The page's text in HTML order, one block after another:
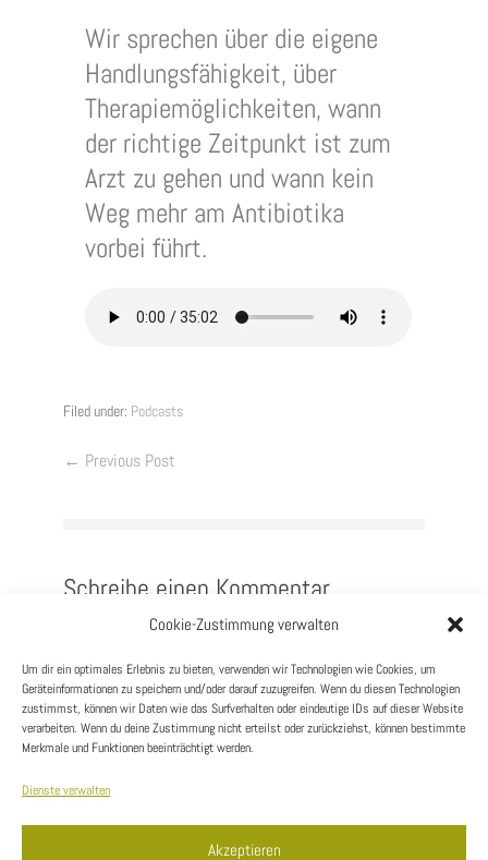
Cookie-Zustimmung verwalten
Um dir ein optimales Erlebnis zu bieten, verwenden wir Technologien wie Cookies, um
Geräteinformationen zu speichern und/oder darauf zuzugreifen. Wenn du diesen Technologien
zustimmst, können wir Daten wie das Surfverhalten oder eindeutige IDs auf dieser Website
verarbeiten. Wenn du deine Zustimmung nicht erteilst oder zurückziehst, können bestimmte
Merkmale und Funktionen beeinträchtigt werden.
Dienste verwalten
Akzeptieren
Wir sprechen über die eigene
Handlungsfähigkeit, über
Therapiemöglichkeiten, wann
der richtige Zeitpunkt ist zum
Arzt zu gehen und wann kein
Weg mehr am Antibiotika
vorbei führt.
Filed under: Podcasts
← Previous Post
Schreibe einen Kommentar
sein, um einen Kommentar
abzugeben.
Kontakt